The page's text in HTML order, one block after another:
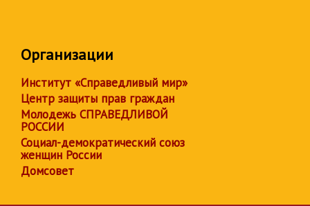
Организации
Институт «Справедливый мир»
Центр защиты прав граждан
Молодежь СПРАВЕДЛИВОЙ
РОССИИ
Социал-демократический союз
женщин России
Домсовет